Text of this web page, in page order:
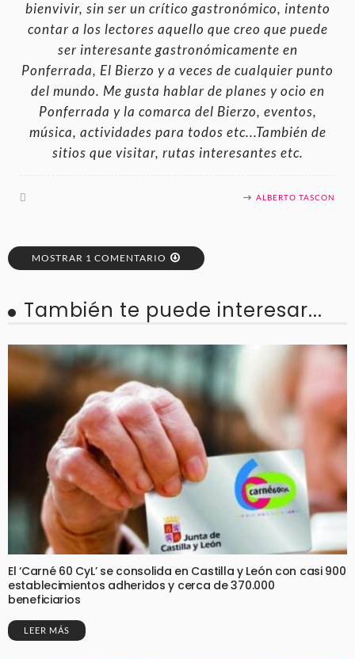
bienvivir, sin ser un crítico gastronómico, intento
contar a los lectores aquello que creo que puede
ser interesante gastronómicamente en
Ponferrada, El Bierzo y a veces de cualquier punto
del mundo. Me gusta hablar de planes y ocio en
Ponferrada y la comarca del Bierzo, eventos,
música, actividades para todos etc...También de
sitios que visitar, rutas interesantes etc.
ALBERTO TASCON
MOSTRAR 1 COMENTARIO
También te puede interesar...
El ‘Carné 60 CyL’ se consolida en Castilla y León con casi 900
establecimientos adheridos y cerca de 370.000
beneficiarios
LEER MÁS